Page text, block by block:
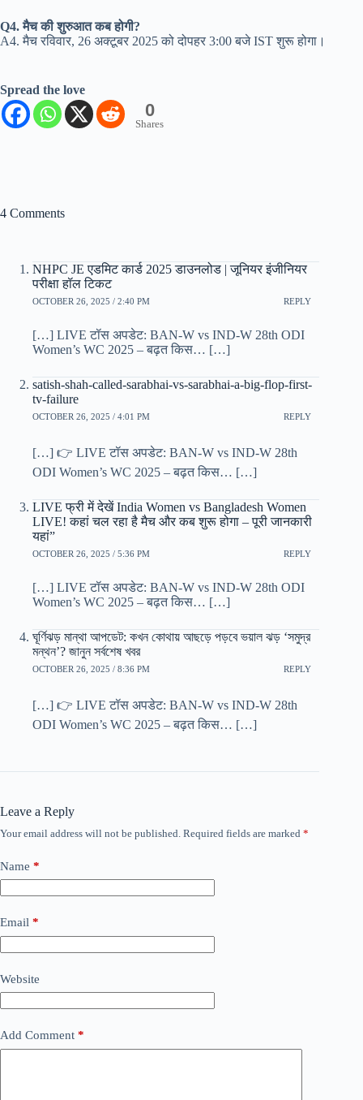
Q4. मैच की शुरुआत कब होगी?
A4. मैच रविवार, 26 अक्टूबर 2025 को दोपहर 3:00 बजे IST शुरू होगा।
Spread the love
0
Shares
4 Comments
NHPC JE एडमिट कार्ड 2025 डाउनलोड | जूनियर इंजीनियर
परीक्षा हॉल टिकट
OCTOBER 26, 2025 / 2:40 PM REPLY
[…] LIVE टॉस अपडेट: BAN-W vs IND-W 28th ODI
Women’s WC 2025 – बढ़त किस… […]
satish-shah-called-sarabhai-vs-sarabhai-a-big-flop-first-
tv-failure
OCTOBER 26, 2025 / 4:01 PM REPLY
[…] 👉 LIVE टॉस अपडेट: BAN-W vs IND-W 28th
ODI Women’s WC 2025 – बढ़त किस… […]
LIVE फ्री में देखें India Women vs Bangladesh Women
LIVE! कहां चल रहा है मैच और कब शुरू होगा – पूरी जानकारी
यहां”
OCTOBER 26, 2025 / 5:36 PM REPLY
[…] LIVE टॉस अपडेट: BAN-W vs IND-W 28th ODI
Women’s WC 2025 – बढ़त किस… […]
ঘূর্ণিঝড় মান্থা আপডেট: কখন কোথায় আছড়ে পড়বে ভয়াল ঝড় ‘সমুদ্র
মন্থন’? জানুন সর্বশেষ খবর
OCTOBER 26, 2025 / 8:36 PM REPLY
[…] 👉 LIVE टॉस अपडेट: BAN-W vs IND-W 28th
ODI Women’s WC 2025 – बढ़त किस… […]
Leave a Reply
Your email address will not be published. Required fields are marked *
Name *
Email *
Website
Add Comment *